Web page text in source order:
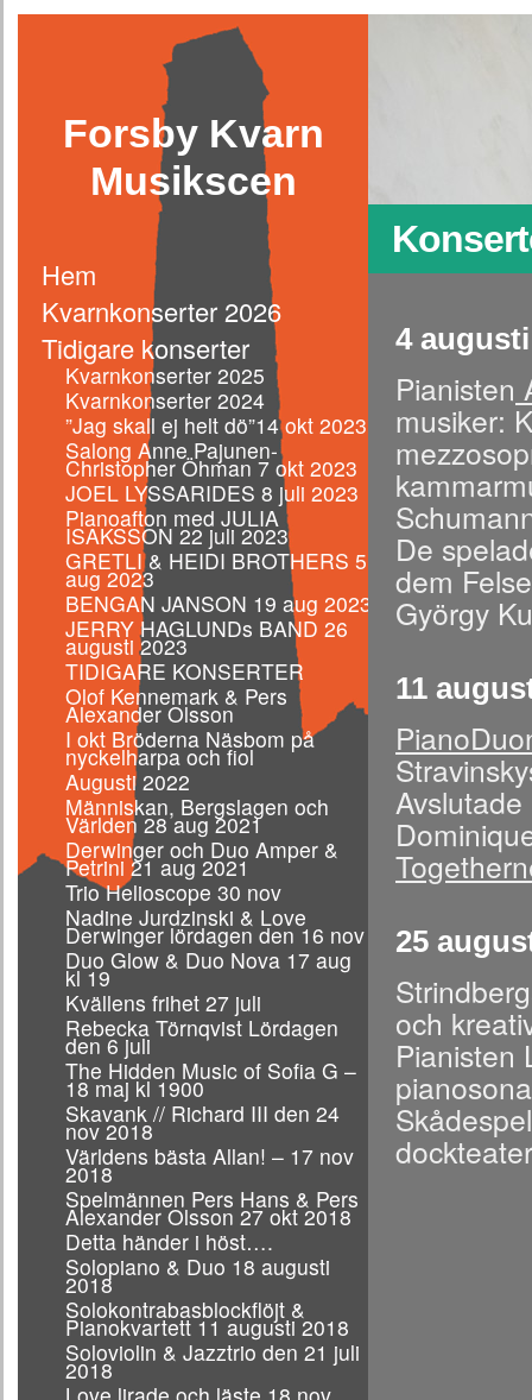
Hem
Kvarnkonserter 2026
Tidigare konserter
Kvarnkonserter 2025
Kvarnkonserter 2024
”Jag skall ej helt dö”14 okt 2023
Salong Anne Pajunen-
Christopher Öhman 7 okt 2023
JOEL LYSSARIDES 8 juli 2023
Pianoafton med JULIA
ISAKSSON 22 juli 2023
GRETLI & HEIDI BROTHERS 5
aug 2023
BENGAN JANSON 19 aug 2023
JERRY HAGLUNDs BAND 26
augusti 2023
TIDIGARE KONSERTER
Olof Kennemark & Pers
Alexander Olsson
I okt Bröderna Näsbom på
nyckelharpa och fiol
Augusti 2022
Människan, Bergslagen och
Världen 28 aug 2021
Derwinger och Duo Amper &
Petrini 21 aug 2021
Trio Helioscope 30 nov
Nadine Jurdzinski & Love
Derwinger lördagen den 16 nov
Duo Glow & Duo Nova 17 aug
kl 19
Kvällens frihet 27 juli
Rebecka Törnqvist Lördagen
den 6 juli
The Hidden Music of Sofia G –
18 maj kl 1900
Skavank // Richard III den 24
nov 2018
Världens bästa Allan! – 17 nov
2018
Spelmännen Pers Hans & Pers
Alexander Olsson 27 okt 2018
Detta händer i höst….
Solopiano & Duo 18 augusti
2018
Solokontrabasblockflöjt &
Pianokvartett 11 augusti 2018
Soloviolin & Jazztrio den 21 juli
2018
Forsby Kvarn
Musikscen
4
Pianisten
musiker:
De
dem
György
11
25
och
Pianisten